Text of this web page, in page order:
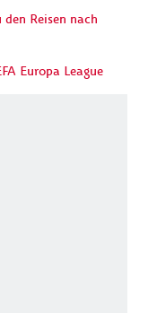
Reisen nach
Europa League